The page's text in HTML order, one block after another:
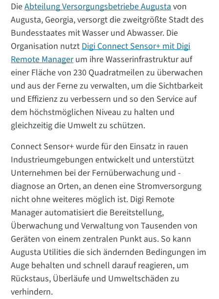
DieAbteilung Versorgungsbetriebe Augustavon
Augusta, Georgia, versorgt die zweitgrößte Stadt des
Bundesstaates mit Wasser und Abwasser. Die
Organisation nutztDigi Connect Sensor+ mit Digi
Remote Managerum ihre Wasserinfrastruktur auf
einer Fläche von 230 Quadratmeilen zu überwachen
und aus der Ferne zu verwalten, um die Sichtbarkeit
und Effizienz zu verbessern und so den Service auf
dem höchstmöglichen Niveau zu halten und
gleichzeitig die Umwelt zu schützen.
Connect Sensor+ wurde für den Einsatz in rauen
Industrieumgebungen entwickelt und unterstützt
Unternehmen bei der Fernüberwachung und -
diagnose an Orten, an denen eine Stromversorgung
nicht ohne weiteres möglich ist. Digi Remote
Manager automatisiert die Bereitstellung,
Überwachung und Verwaltung von Tausenden von
Geräten von einem zentralen Punkt aus. So kann
Augusta Utilities die sich ändernden Bedingungen im
Auge behalten und schnell darauf reagieren, um
Rückstaus, Überläufe und Umweltschäden zu
verhindern.